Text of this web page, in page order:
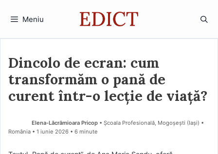
Meniu
Dincolo de ecran: cum
transformăm o pană de
curent într-o lecție de viață?
Elena-Lăcrămioara Pricop • Școala Profesională, Mogoșești (Iaşi) •
România
1 iunie 2026 • 6 minute